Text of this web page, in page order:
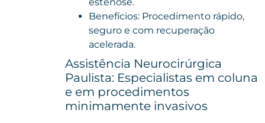
Benefícios: Procedimento rápido,
seguro e com recuperação
acelerada.
Assistência Neurocirúrgica
Paulista: Especialistas em coluna
e em procedimentos
minimamente invasivos